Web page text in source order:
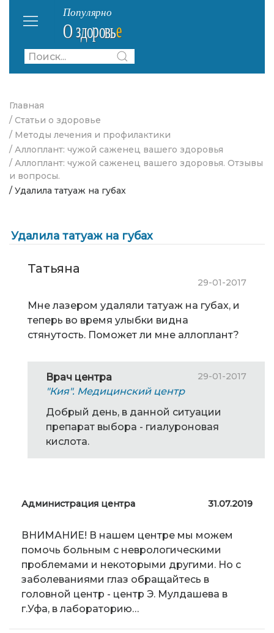
Главная
/ Статьи о здоровье
/ Методы лечения и профилактики
/ Аллоплант: чужой саженец вашего здоровья
/ Аллоплант: чужой саженец вашего здоровья. Отзывы
и вопросы.
/ Удалила татуаж на губах
Удалила татуаж на губах
Татьяна
29-01-2017
Мне лазером удаляли татуаж на губах, и
теперь во время улыбки видна
стянутость. Поможет ли мне аллоплант?
Врач центра 29-01-2017
"Кия". Медицинский центр
Добрый день, в данной ситуации
препарат выбора - гиалуроновая
кислота.
Администрация центра 31.07.2019
ВНИМАНИЕ! В нашем центре мы можем
помочь больным с неврологическими
проблемами и некоторыми другими. Но с
заболеваниями глаз обращайтесь в
головной центр - центр Э. Мулдашева в
г.Уфа, в лабораторию…